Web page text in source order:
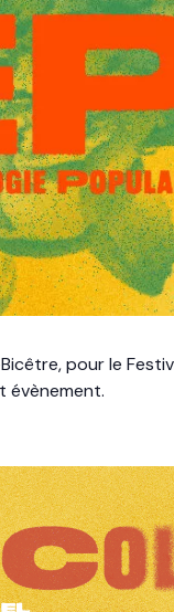
pour le
évènement.